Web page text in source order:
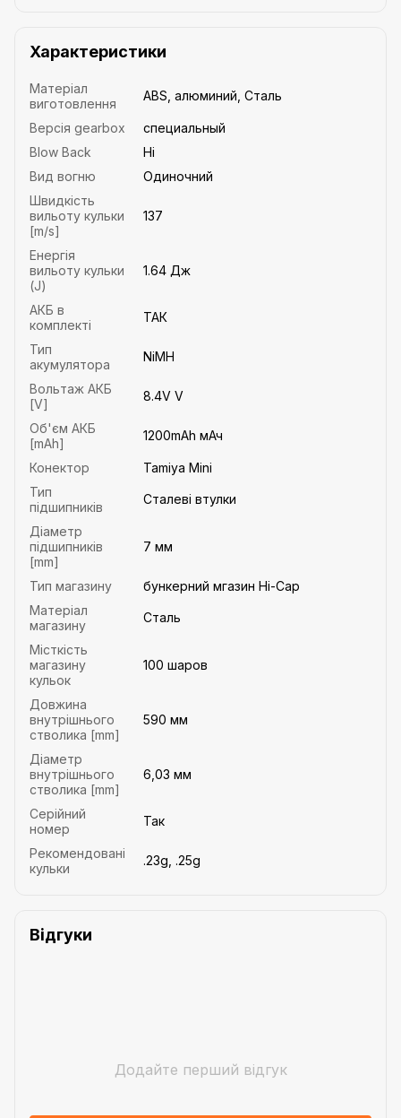
Характеристики
Матеріал
виготовлення
ABS, алюминий, Сталь
Версія gearbox
специальный
Blow Back
Ні
Вид вогню
Одиночний
Швидкість
вильоту кульки
[m/s]
137
Енергія
вильоту кульки
(J)
1.64 Дж
АКБ в
комплекті
ТАК
Тип
акумулятора
NiMH
Вольтаж АКБ
[V]
8.4V V
Об'єм АКБ
[mAh]
1200mAh мАч
Конектор
Tamiya Mini
Тип
підшипників
Сталеві втулки
Діаметр
підшипників
[mm]
7 мм
Тип магазину
бункерний мгазин Hi-Cap
Матеріал
магазину
Сталь
Місткість
магазину
кульок
100 шаров
Довжина
внутрішнього
стволика [mm]
590 мм
Діаметр
внутрішнього
стволика [mm]
6,03 мм
Серійний
номер
Так
Рекомендовані
кульки
.23g, .25g
Відгуки
Додайте перший відгук